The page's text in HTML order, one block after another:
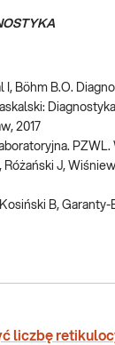
I, Böhm B.O.
2017
PZWL.
J,
B,
liczbę